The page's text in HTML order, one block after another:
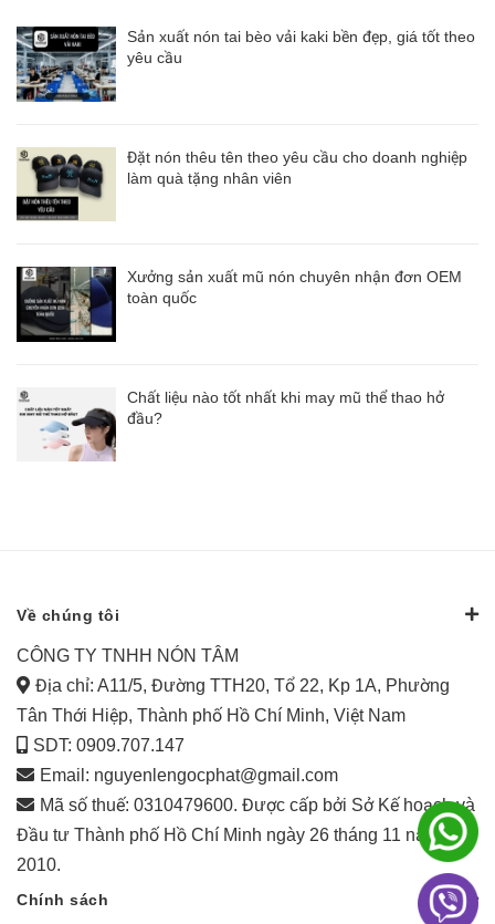
Sản xuất nón tai bèo vải kaki bền đẹp, giá tốt theo
yêu cầu
Đặt nón thêu tên theo yêu cầu cho doanh nghiệp
làm quà tặng nhân viên
Xưởng sản xuất mũ nón chuyên nhận đơn OEM
toàn quốc
Chất liệu nào tốt nhất khi may mũ thể thao hở
đầu?
Về chúng tôi
CÔNG TY TNHH NÓN TÂM
Địa chỉ: A11/5, Đường TTH20, Tổ 22, Kp 1A, Phường
Tân Thới Hiệp, Thành phố Hồ Chí Minh, Việt Nam
SDT: 0909.707.147
Email: nguyenlengocphat@gmail.com
Mã số thuế: 0310479600. Được cấp bởi Sở Kế hoạch và
Đầu tư Thành phố Hồ Chí Minh ngày 26 tháng 11 năm
2010.
Chính sách